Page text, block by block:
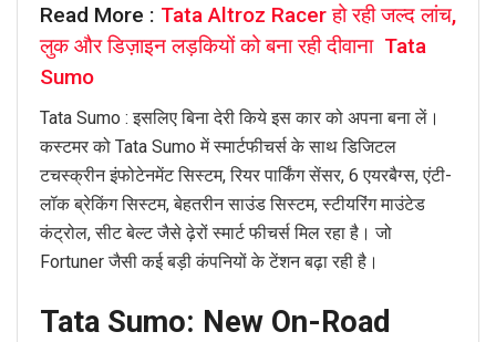
Read More : Tata Altroz ​​Racer हो रही जल्द लांच,
लुक और डिज़ाइन लड़कियों को बना रही दीवाना Tata
Sumo
Tata Sumo : इसलिए बिना देरी किये इस कार को अपना बना लें।
कस्टमर को Tata Sumo में स्मार्टफीचर्स के साथ डिजिटल
टचस्क्रीन इंफोटेनमेंट सिस्टम, रियर पार्किंग सेंसर, 6 एयरबैग्स, एंटी-
लॉक ब्रेकिंग सिस्टम, बेहतरीन साउंड सिस्टम, स्टीयरिंग माउंटेड
कंट्रोल, सीट बेल्ट जैसे ढ़ेरों स्मार्ट फीचर्स मिल रहा है। जो
Fortuner जैसी कई बड़ी कंपनियों के टेंशन बढ़ा रही है।
Tata Sumo: New On-Road